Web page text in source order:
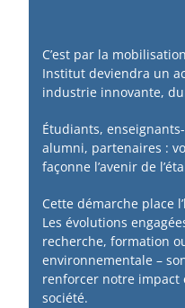
C’est par la
Institut deviendra un
industrie innovante,
Étudiants,
alumni, partenaires :
façonne l’avenir de
Cette démarche place
Les évolutions
recherche, formation
environnementale –
renforcer notre impact
société.